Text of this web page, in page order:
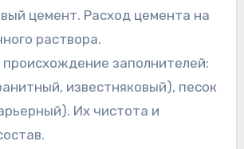
цемент. Расход цемента на
раствора.
заполнителей:
известняковый), песок
Их чистота и